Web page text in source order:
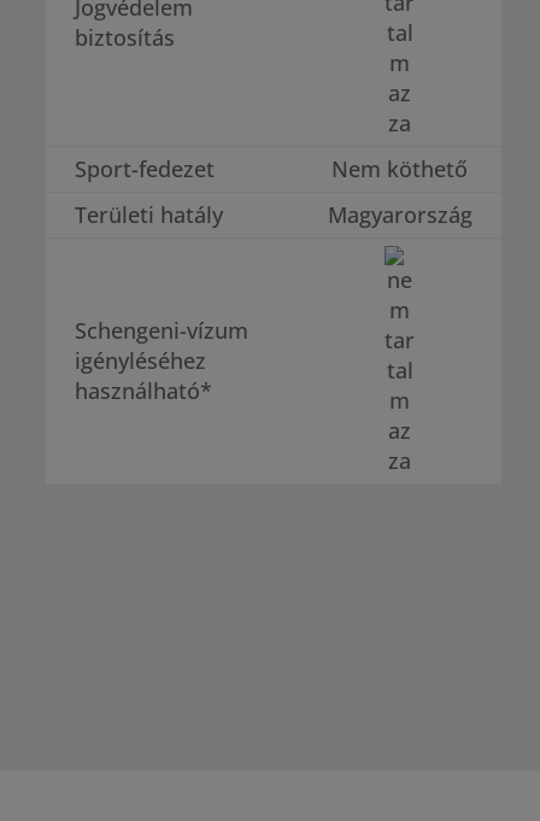
Jogvédelem
biztosítás
Sport-fedezet
Nem köthető
Területi hatály
Magyarország
Schengeni-vízum
igényléséhez
használható*